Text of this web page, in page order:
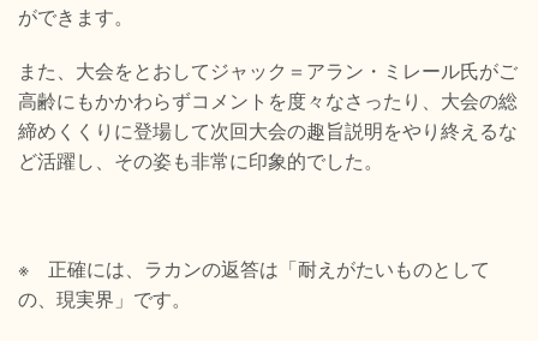
ができます。
また、大会をとおしてジャック＝アラン・ミレール氏がご
高齢にもかかわらずコメントを度々なさったり、大会の総
締めくくりに登場して次回大会の趣旨説明をやり終えるな
ど活躍し、その姿も非常に印象的でした。
※ 正確には、ラカンの返答は「耐えがたいものとして
の、現実界」です。